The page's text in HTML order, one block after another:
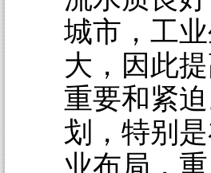
城市，工
大，因此
重要和紧
划，特别
业布局，